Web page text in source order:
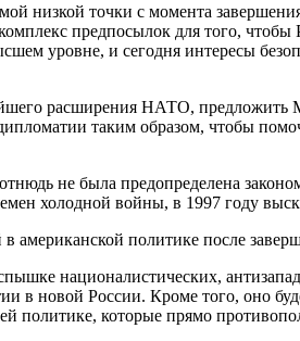
низкой точки с момента
предпосылок для того,
уровне, и сегодня интересы
расширения НАТО, предложить
таким образом, чтобы
не была предопределена
холодной войны, в 1997 году
политике после
националистических,
в новой России. Кроме того, оно
политике, которые прямо